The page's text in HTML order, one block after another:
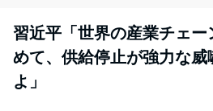
習近平「世界の産業チェ
めて、供給停止が強力な
よ」